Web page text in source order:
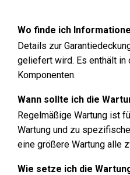
Wo finde ich
Details zur
geliefert wird. Es enthält in
Komponenten.
Wann sollte ich die
Regelmäßige Wartung ist
Wartung und zu
eine größere Wartung alle
Wie setze ich die